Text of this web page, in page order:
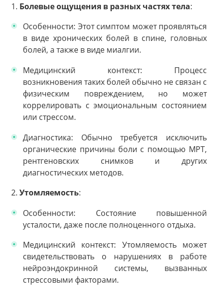
1. Болевые ощущения в разных частях тела:
Особенности: Этот симптом может проявляться
в виде хронических болей в спине, головных
болей, а также в виде миалгии.
Медицинский контекст: Процесс
возникновения таких болей обычно не связан с
физическим повреждением, но может
коррелировать с эмоциональным состоянием
или стрессом.
Диагностика: Обычно требуется исключить
органические причины боли с помощью МРТ,
рентгеновских снимков и других
диагностических методов.
2. Утомляемость:
Особенности: Состояние повышенной
усталости, даже после полноценного отдыха.
Медицинский контекст: Утомляемость может
свидетельствовать о нарушениях в работе
нейроэндокринной системы, вызванных
стрессовыми факторами.